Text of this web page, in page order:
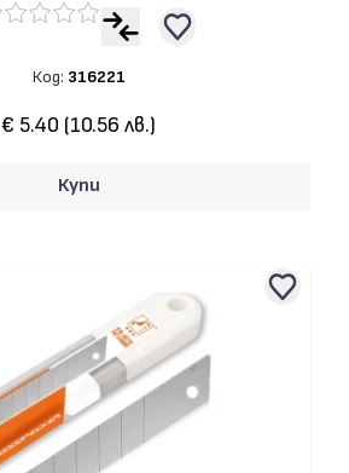
Код: 316221
€ 5.40 (10.56 лв.)
Купи